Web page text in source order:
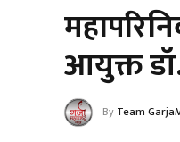
आयुक्त
By Team